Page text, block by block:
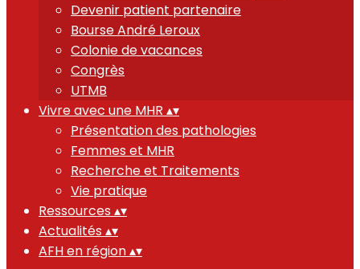
Devenir patient partenaire
Bourse André Leroux
Colonie de vacances
Congrès
UTMB
Vivre avec une MHR ▴▾
Présentation des pathologies
Femmes et MHR
Recherche et Traitements
Vie pratique
Ressources ▴▾
Actualités ▴▾
AFH en région▴▾